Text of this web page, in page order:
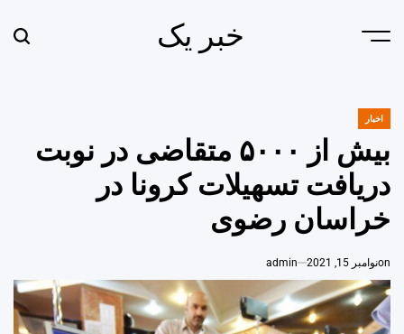
Menu خبر یک
POSTED
اخبار
بیش از ۵۰۰۰ متقاضی در نوبت
دریافت تسهیلات کرونا در
خراسان رضوی
onنوامبر 15, 2021 admin